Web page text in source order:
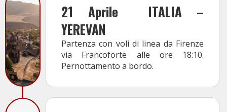
21 Aprile ITALIA –
YEREVAN
Partenza con voli di linea da Firenze
via Francoforte alle ore 18:10.
Pernottamento a bordo.